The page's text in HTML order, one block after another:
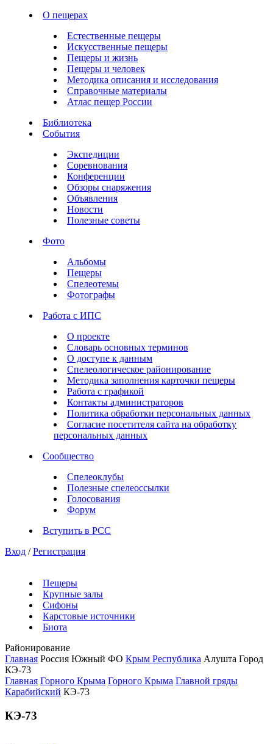
О пещерах
Естественные пещеры
Искусственные пещеры
Пещеры и жизнь
Пещеры и человек
Методика описания и исследования
Справочные материалы
Атлас пещер России
Библиотека
События
Экспедиции
Соревнования
Конференции
Обзоры снаряжения
Объявления
Новости
Полезные советы
Фото
Альбомы
Пещеры
Спелеотемы
Фотографы
Работа с ИПС
О проекте
Словарь основных терминов
О доступе к данным
Спелеологическое районирование
Методика заполнения карточки пещеры
Работа с графикой
Контакты администраторов
Политика обработки персональных данных
Согласие посетителя сайта на обработку
персональных данных
Сообщество
Спелеоклубы
Полезные спелеоссылки
Голосования
Форум
Вступить в РСС
Вход / Регистрация
Пещеры
Крупные залы
Сифоны
Карстовые источники
Биота
Районирование
Главная Россия Южный ФО Крым Республика Алушта Город
КЭ-73
Главная Горного Крыма Горного Крыма Главной гряды
Карабийский КЭ-73
КЭ-73